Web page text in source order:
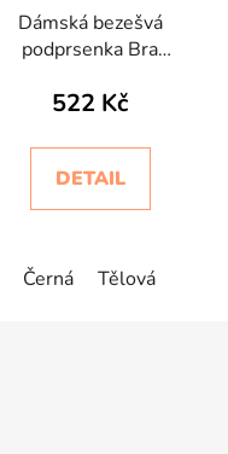
Dámská bezešvá
podprsenka Bra
Intimidea
522 Kč
DETAIL
Černá Tělová